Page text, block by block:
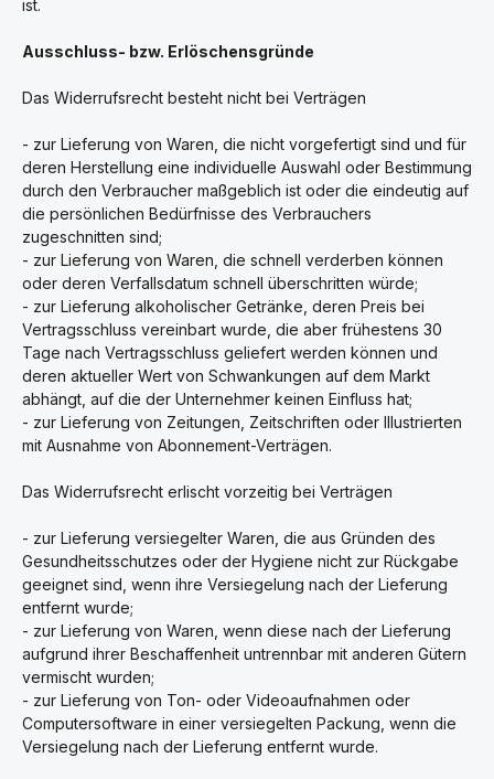
ist.
Ausschluss- bzw. Erlöschensgründe
Das Widerrufsrecht besteht nicht bei Verträgen
- zur Lieferung von Waren, die nicht vorgefertigt sind und für
deren Herstellung eine individuelle Auswahl oder Bestimmung
durch den Verbraucher maßgeblich ist oder die eindeutig auf
die persönlichen Bedürfnisse des Verbrauchers
zugeschnitten sind;
- zur Lieferung von Waren, die schnell verderben können
oder deren Verfallsdatum schnell überschritten würde;
- zur Lieferung alkoholischer Getränke, deren Preis bei
Vertragsschluss vereinbart wurde, die aber frühestens 30
Tage nach Vertragsschluss geliefert werden können und
deren aktueller Wert von Schwankungen auf dem Markt
abhängt, auf die der Unternehmer keinen Einfluss hat;
- zur Lieferung von Zeitungen, Zeitschriften oder Illustrierten
mit Ausnahme von Abonnement-Verträgen.
Das Widerrufsrecht erlischt vorzeitig bei Verträgen
- zur Lieferung versiegelter Waren, die aus Gründen des
Gesundheitsschutzes oder der Hygiene nicht zur Rückgabe
geeignet sind, wenn ihre Versiegelung nach der Lieferung
entfernt wurde;
- zur Lieferung von Waren, wenn diese nach der Lieferung
aufgrund ihrer Beschaffenheit untrennbar mit anderen Gütern
vermischt wurden;
- zur Lieferung von Ton- oder Videoaufnahmen oder
Computersoftware in einer versiegelten Packung, wenn die
Versiegelung nach der Lieferung entfernt wurde.